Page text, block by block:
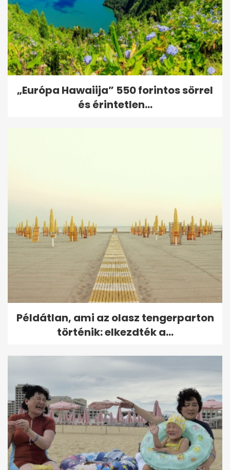
„Európa Hawaiija” 550 forintos sörrel
és érintetlen...
Példátlan, ami az olasz tengerparton
történik: elkezdték a...